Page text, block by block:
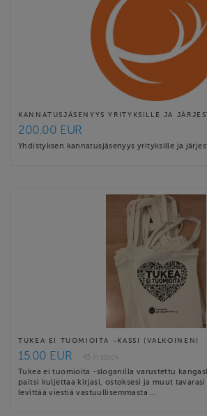
KANNATUSJÄSENYYS YRITYKSILLE JA
200.00 EUR
Yhdistyksen kannatusjäsenyys yrityksille ja
TUKEA EI TUOMIOITA -KASSI (VALKOINEN)
15.00 EUR
45 in stock
Tukea ei tuomioita -sloganilla varustettu
paitsi kuljettaa kirjasi, ostoksesi ja muut tavarasi
levittää viestiä vastuullisemmasta …